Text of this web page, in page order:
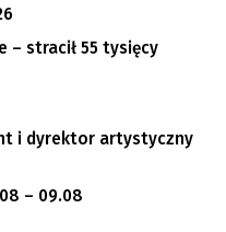
– stracił 55 tysięcy
i dyrektor artystyczny
– 09.08